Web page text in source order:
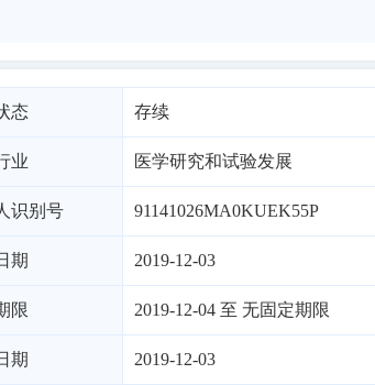
态 存续
业 医学研究和试验发展
识别号 91141026MA0KUEK55P
期 2019-12-03
限 2019-12-04 至 无固定期限
期 2019-12-03